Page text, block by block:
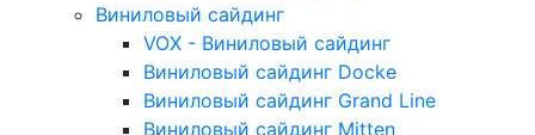
Виниловый сайдинг
VOX - Виниловый сайдинг
Виниловый сайдинг Docke
Виниловый сайдинг Grand Line
Виниловый сайдинг Mitten